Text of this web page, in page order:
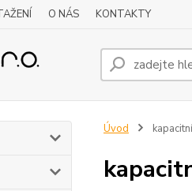
O NÁS KONTAKTY
Úvod